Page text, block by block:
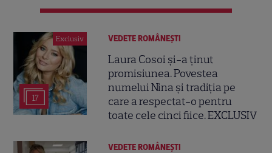
Exclusiv
17
VEDETE ROMÂNEŞTI
Laura Cosoi și-a ținut
promisiunea. Povestea
numelui Nina și tradiția pe
care a respectat-o pentru
toate cele cinci fiice. EXCLUSIV
VEDETE ROMÂNEŞTI